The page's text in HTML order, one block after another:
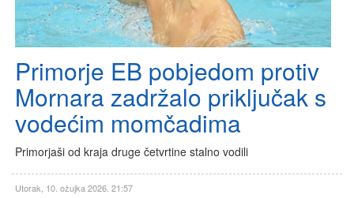
Primorje EB pobjedom protiv
Mornara zadržalo priključak s
vodećim momčadima
Primorjaši od kraja druge četvrtine stalno vodili
Utorak, 10. ožujka 2026. 21:57